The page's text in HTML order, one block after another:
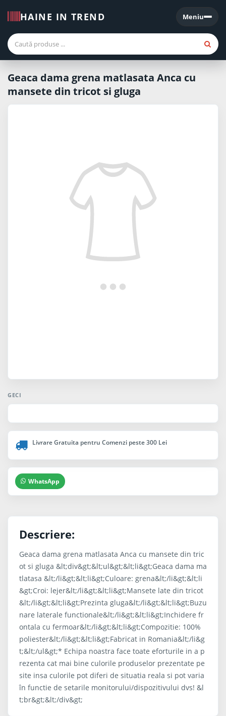
HAINE IN TREND Meniu
Meniu
Geaca dama grena matlasata Anca cu
mansete din tricot si gluga
GECI
Livrare Gratuita pentru Comenzi peste 300 Lei
WhatsApp
Descriere:
Geaca dama grena matlasata Anca cu mansete din tric
ot si gluga &lt;div&gt;&lt;ul&gt;&lt;li&gt;Geaca dama ma
tlatasa &lt;/li&gt;&lt;li&gt;Culoare: grena&lt;/li&gt;&lt;li
&gt;Croi: lejer&lt;/li&gt;&lt;li&gt;Mansete late din tricot
&lt;/li&gt;&lt;li&gt;Prezinta gluga&lt;/li&gt;&lt;li&gt;Buzu
nare laterale functionale&lt;/li&gt;&lt;li&gt;Inchidere fr
ontala cu fermoar&lt;/li&gt;&lt;li&gt;Compozitie: 100%
poliester&lt;/li&gt;&lt;li&gt;Fabricat in Romania&lt;/li&g
t;&lt;/ul&gt;* Echipa noastra face toate eforturile in a p
rezenta cat mai bine culorile produselor prezentate pe
site insa culorile pot diferi de situatia reala si pot varia
în functie de setarile monitorului/dispozitivului dvs! &l
t;br&gt;&lt;/div&gt;